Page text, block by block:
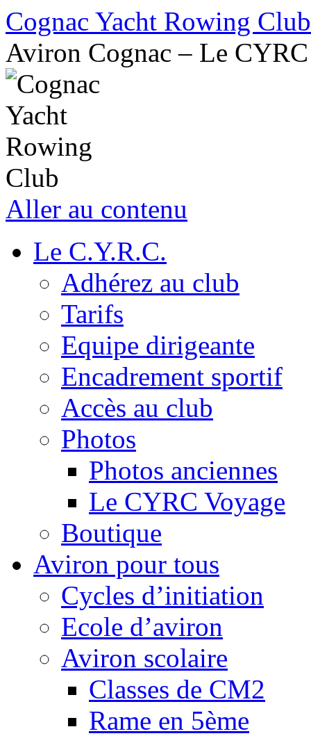
Cognac Yacht Rowing Club
Aviron Cognac – Le CYRC
Aller au contenu
Le C.Y.R.C.
Adhérez au club
Tarifs
Equipe dirigeante
Encadrement sportif
Accès au club
Photos
Photos anciennes
Le CYRC Voyage
Boutique
Aviron pour tous
Cycles d’initiation
Ecole d’aviron
Aviron scolaire
Classes de CM2
Rame en 5ème